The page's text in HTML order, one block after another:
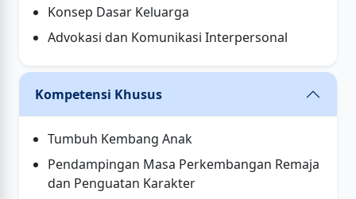
Konsep Dasar Keluarga
Advokasi dan Komunikasi Interpersonal
Kompetensi Khusus
Tumbuh Kembang Anak
Pendampingan Masa Perkembangan Remaja
dan Penguatan Karakter